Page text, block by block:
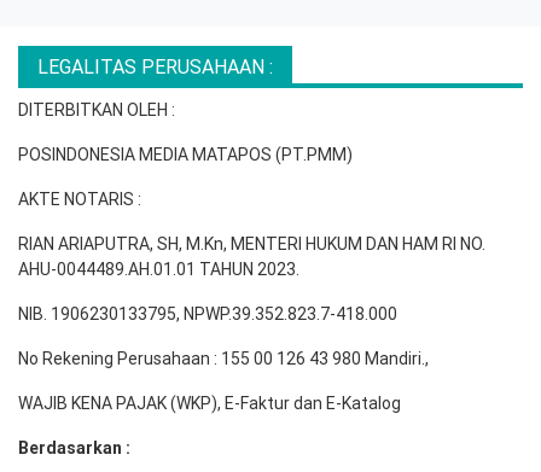
LEGALITAS PERUSAHAAN :
DITERBITKAN OLEH :
POSINDONESIA MEDIA MATAPOS (PT.PMM)
AKTE NOTARIS :
RIAN ARIAPUTRA, SH, M.Kn, MENTERI HUKUM DAN HAM RI NO.
AHU-0044489.AH.01.01 TAHUN 2023.
NIB. 1906230133795, NPWP.39.352.823.7-418.000
No Rekening Perusahaan : 155 00 126 43 980 Mandiri.,
WAJIB KENA PAJAK (WKP), E-Faktur dan E-Katalog
Berdasarkan :